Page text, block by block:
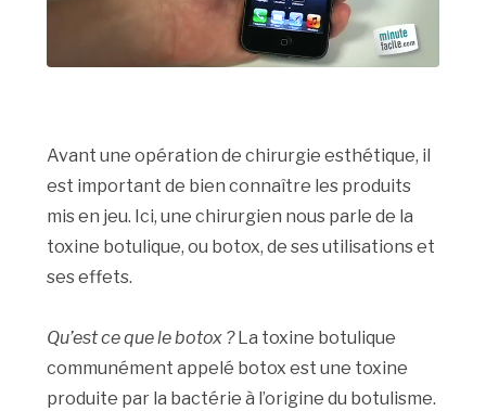
Avant une opération de chirurgie esthétique, il
est important de bien connaître les produits
mis en jeu. Ici, une chirurgien nous parle de la
toxine botulique, ou botox, de ses utilisations et
ses effets.
Qu’est ce que le botox ?La toxine botulique
communément appelé botox est une toxine
produite par la bactérie à l’origine du botulisme.